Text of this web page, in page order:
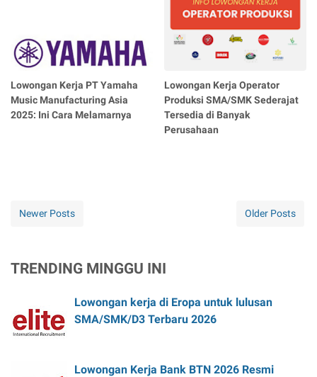
Lowongan Kerja PT Yamaha
Music Manufacturing Asia
2025: Ini Cara Melamarnya
Lowongan Kerja Operator
Produksi SMA/SMK Sederajat
Tersedia di Banyak
Perusahaan
Newer Posts Older Posts
TRENDING MINGGU INI
Lowongan kerja di Eropa untuk lulusan
SMA/SMK/D3 Terbaru 2026
Lowongan Kerja Bank BTN 2026 Resmi